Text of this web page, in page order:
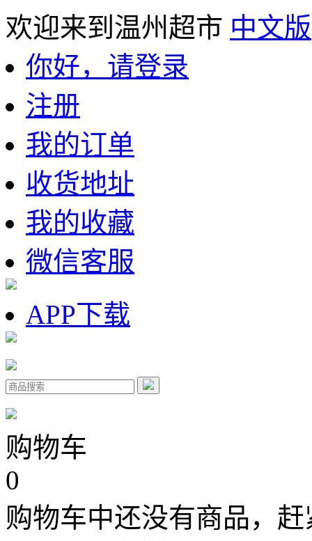
欢迎来到温州超市 中文版
你好，请登录
注册
我的订单
收货地址
我的收藏
微信客服
APP下载
购物车
0
购物车中还没有商品，